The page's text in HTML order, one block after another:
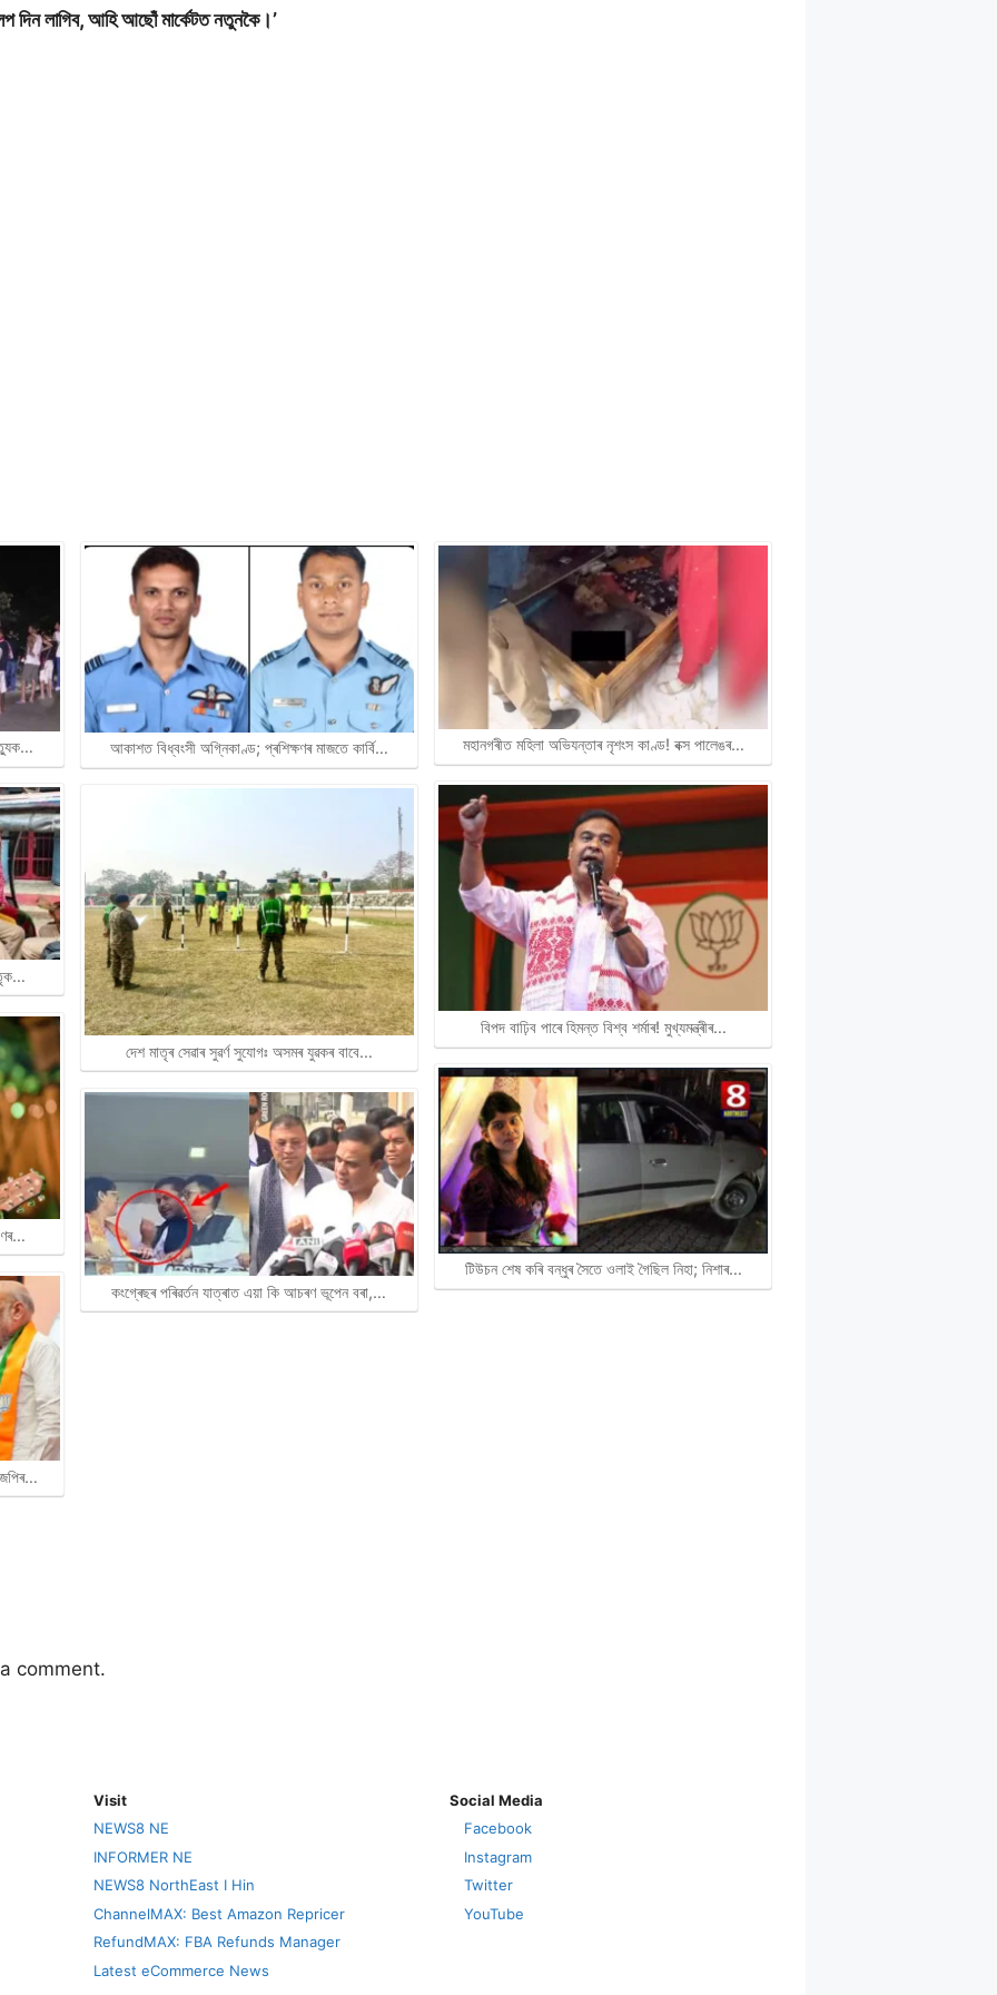
দিন লাগিব, আহি আছোঁ মাৰ্কেটত নতুনকৈ।’
আকাশত বিধ্বংসী অগ্নিকাণ্ড; প্ৰশিক্ষণৰ মাজতে কাৰ্বি…
দেশ মাতৃৰ সেৱাৰ সুৱৰ্ণ সুযোগঃ অসমৰ যুৱকৰ বাবে…
কংগ্ৰেছৰ পৰিৱৰ্তন যাত্ৰাত এয়া কি আচৰণ ভূপেন বৰা,…
মহানগৰীত মহিলা অভিযন্তাৰ নৃশংস কাণ্ড! বক্স পালেঙৰ…
বিপদ বাঢ়িব পাৰে হিমন্ত বিশ্ব শৰ্মাৰ! মুখ্যমন্ত্ৰীৰ…
টিউচন শেষ কৰি বন্ধুৰ সৈতে ওলাই গৈছিল নিহা; নিশাৰ…
comment.
Visit
NEWS8 NE
INFORMER NE
NEWS8 NorthEast I Hin
ChannelMAX: Best Amazon Repricer
RefundMAX: FBA Refunds Manager
Latest eCommerce News
Social Media
Facebook
Instagram
Twitter
YouTube